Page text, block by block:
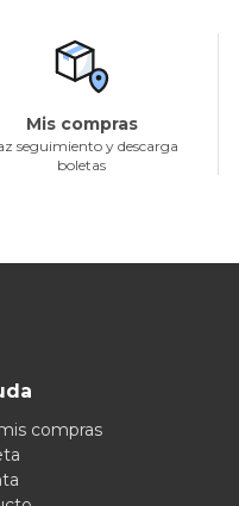
Mis compras
seguimiento y descarga
boletas
compras